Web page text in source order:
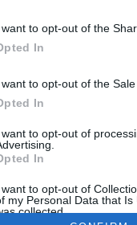
want to opt-out of the
In
want to opt-out of the
In
want to opt-out of
In
want to opt-out of
my Personal Data that
collected.